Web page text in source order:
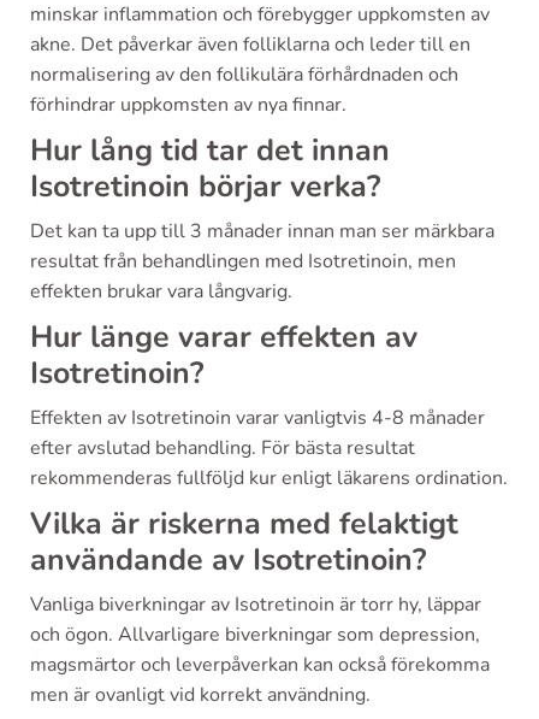
minskar inflammation och förebygger uppkomsten av
akne. Det påverkar även folliklarna och leder till en
normalisering av den follikulära förhårdnaden och
förhindrar uppkomsten av nya finnar.
Hur lång tid tar det innan
Isotretinoin börjar verka?
Det kan ta upp till 3 månader innan man ser märkbara
resultat från behandlingen med Isotretinoin, men
effekten brukar vara långvarig.
Hur länge varar effekten av
Isotretinoin?
Effekten av Isotretinoin varar vanligtvis 4-8 månader
efter avslutad behandling. För bästa resultat
rekommenderas fullföljd kur enligt läkarens ordination.
Vilka är riskerna med felaktigt
användande av Isotretinoin?
Vanliga biverkningar av Isotretinoin är torr hy, läppar
och ögon. Allvarligare biverkningar som depression,
magsmärtor och leverpåverkan kan också förekomma
men är ovanligt vid korrekt användning.